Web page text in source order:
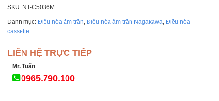
SKU: NT-C5036M
Danh mục: Điều hòa âm trần Điều hòa âm trần Nagakawa Điều hòa
cassette
LIÊN HỆ TRỰC TIẾP
Mr. Tuấn
0965.790.100